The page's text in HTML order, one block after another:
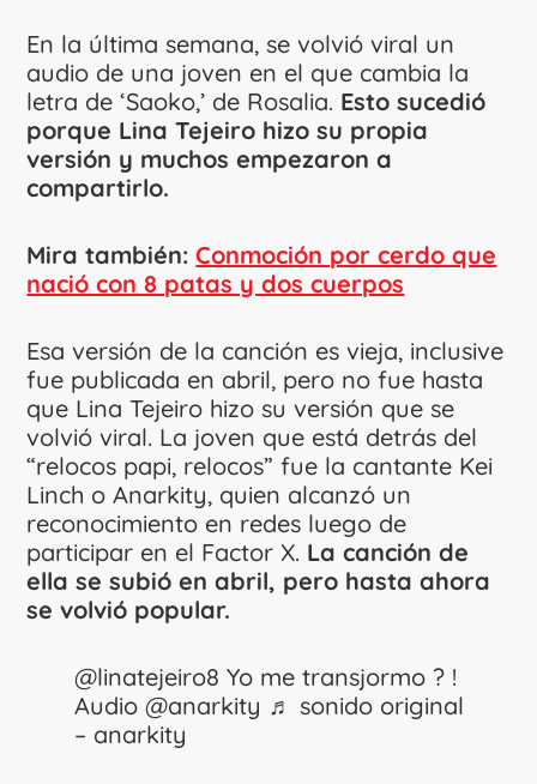
En la última semana, se volvió viral un
audio de una joven en el que cambia la
letra de ‘Saoko,’ de Rosalia. Esto sucedió
porque Lina Tejeiro hizo su propia
versión y muchos empezaron a
compartirlo.
Mira también:Conmoción por cerdo que
nació con 8 patas y dos cuerpos
Esa versión de la canción es vieja, inclusive
fue publicada en abril, pero no fue hasta
que Lina Tejeiro hizo su versión que se
volvió viral. La joven que está detrás del
“relocos papi, relocos” fue la cantante Kei
Linch o Anarkity, quien alcanzó un
reconocimiento en redes luego de
participar en el Factor X. La canción de
ella se subió en abril, pero hasta ahora
se volvió popular.
@linatejeiro8 Yo me transjormo ? !
Audio @anarkity ♬ sonido original
– anarkity